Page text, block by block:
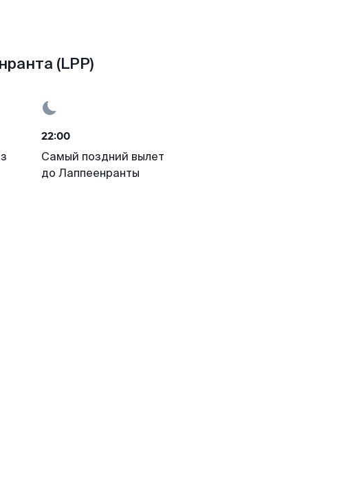
(LPP)
22:00
Самый поздний вылет
до Лаппеенранты